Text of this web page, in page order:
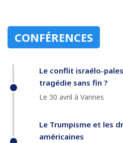
CONFÉRENCES
Le conflit israélo-
tragédie sans fin ?
Le 30 avril à Vannes
Le Trumpisme et les
américaines